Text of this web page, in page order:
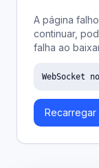
A página
continuar,
falha ao
WebSocket
Recarregar